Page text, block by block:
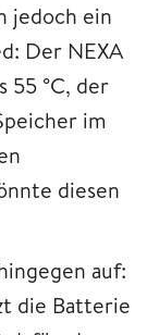
jedoch ein
Der NEXA
°C, der
im
diesen
auf:
die Batterie